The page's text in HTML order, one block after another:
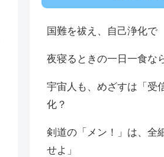
国難を祓え、自己浄化で
夜寝るときの一日一食な
宇宙人も、めざすは「受
化？
剣道の「メン！」は、全
せよ」